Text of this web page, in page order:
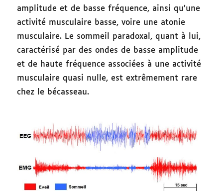
amplitude et de basse fréquence, ainsi qu’une
activité musculaire basse, voire une atonie
musculaire. Le sommeil paradoxal, quant à lui,
caractérisé par des ondes de basse amplitude
et de haute fréquence associées à une activité
musculaire quasi nulle, est extrêmement rare
chez le bécasseau.